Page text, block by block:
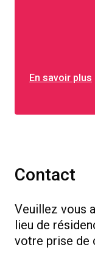
En savoir plus
Contact
Veuillez vous
lieu de
votre prise de